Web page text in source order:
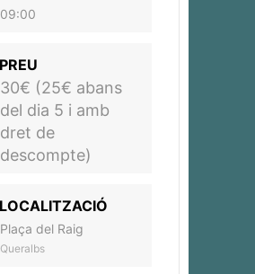
09:00
PREU
30€ (25€ abans
del dia 5 i amb
dret de
descompte)
LOCALITZACIÓ
Plaça del Raig
Queralbs